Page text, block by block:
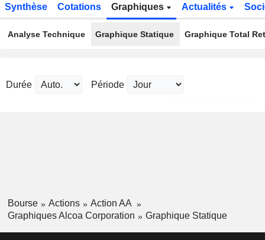
Synthèse Cotations Graphiques Actualités
Analyse Technique Graphique Statique Graphique Total
Durée Période
Bourse Actions
Action AA
Graphiques Alcoa Corporation
Graphique Statique